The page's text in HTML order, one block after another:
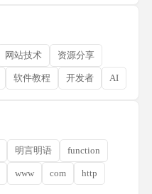
网站技术 资源分享
软件教程 开发者 AI
明言明语 function
www com http